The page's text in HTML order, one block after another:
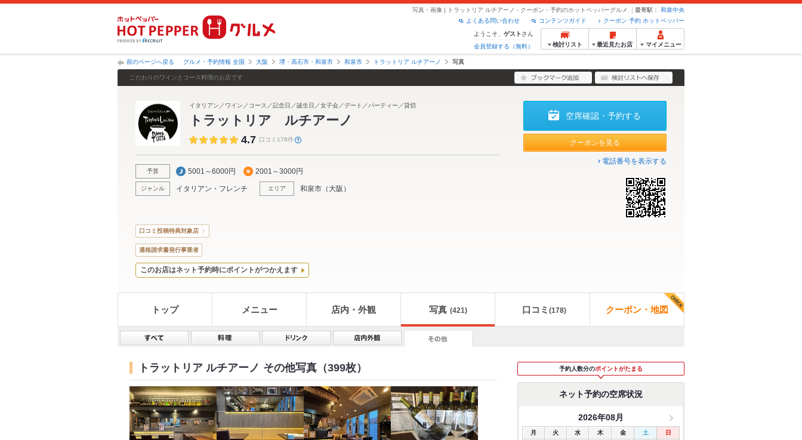
写真・画像 | トラットリア ルチアーノ - クーポン・予約のホットペッパーグルメ 最寄駅：
和泉中央
クーポン 予約 ホットペッパー
コンテンツガイド
よくある問い合わせ
ようこそ、 ゲスト さん
会員登録する（無料）
検討リスト 最近見たお店 マイメニュー
前のページへ戻る グルメ・予約情報 全国 大阪 堺・高石市・和泉市 和泉市 トラットリア ルチアーノ 写真
こだわりのワインとコース料理のお店です
イタリアン／ワイン／コース／記念日／誕生日／女子会／デート／パーティー／貸切
トラットリア ルチアーノ
4.7 口コミ178件
予算 5001～6000円 2001～3000円
ジャンル イタリアン・フレンチ エリア 和泉市 （ 大阪 ）
空席確認・予約する
クーポンを見る
電話番号を表示する
口コミ投稿特典対象店
適格請求書発行事業者
このお店はネット予約時にポイントがつかえます
トップ メニュー 店内・外観 写真 (421) 口コミ (178) クーポン・地図
トラットリア ルチアーノ その他写真（399枚） 予約人数分のポイントがたまる
ネット予約の空席状況
2026年08月
月 火 水 木 金 土
日